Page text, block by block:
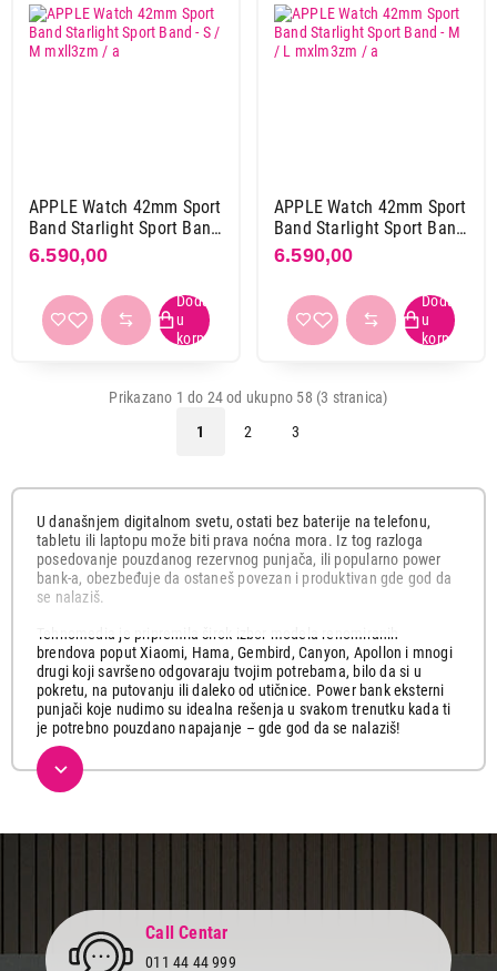
APPLE Watch 42mm Sport
Band Starlight Sport Band
- S / M mxll3zm / a
6.590,00
APPLE Watch 42mm Sport
Band Starlight Sport Band
- M / L mxlm3zm / a
6.590,00
Prikazano 1 do 24 od ukupno 58 (3 stranica)
1
2 3
U današnjem digitalnom svetu, ostati bez baterije na telefonu,
tabletu ili laptopu može biti prava noćna mora. Iz tog razloga
posedovanje pouzdanog rezervnog punjača, ili popularno power
bank-a, obezbeđuje da ostaneš povezan i produktivan gde god da
se nalaziš.
Tehnomedia je pripremila širok izbor modela renomiranih
brendova poput Xiaomi, Hama, Gembird, Canyon, Apollon i mnogi
drugi koji savršeno odgovaraju tvojim potrebama, bilo da si u
pokretu, na putovanju ili daleko od utičnice. Power bank eksterni
punjači koje nudimo su idealna rešenja u svakom trenutku kada ti
je potrebno pouzdano napajanje – gde god da se nalaziš!
Šta je power bank i zašto ga je
što ih čini idealnim za svakodnevnu upotrebu ili vanredne
situacije. Zahvaljujući laganom i kompaktnom dizajnu, lako staju u
ranac ili torbu.
Call Centar
011 44 44 999